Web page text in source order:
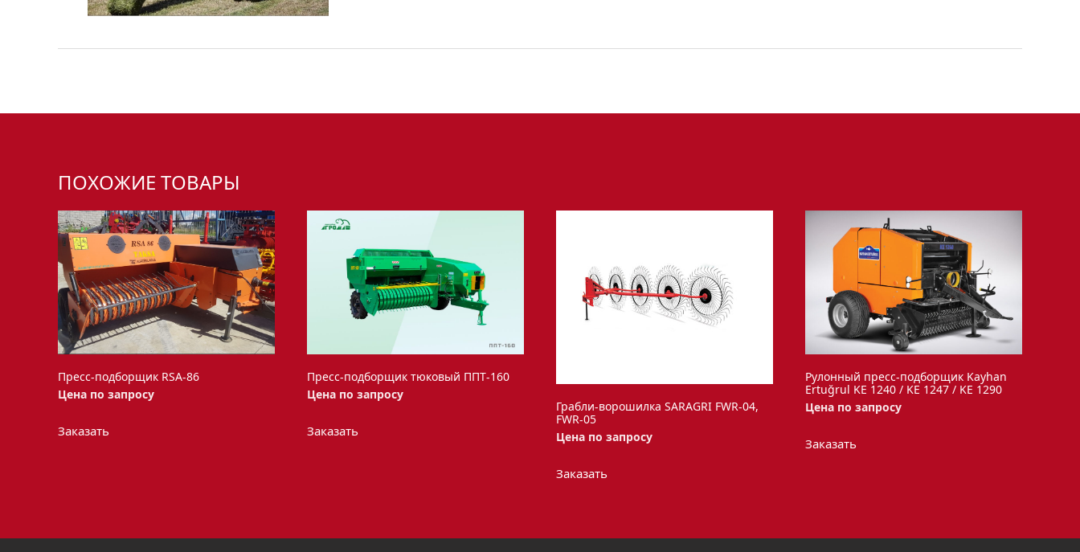
ПОХОЖИЕ ТОВАРЫ
Пресс-подборщик RSA-86
Цена по запросу
Заказать
Пресс-подборщик тюковый ППТ-160
Цена по запросу
Заказать
Грабли-ворошилка SARAGRI FWR-04,
FWR-05
Цена по запросу
Заказать
Рулонный пресс-подборщик Kayhan
Ertuğrul KE 1240 / KE 1247 / KE 1290
Цена по запросу
Заказать